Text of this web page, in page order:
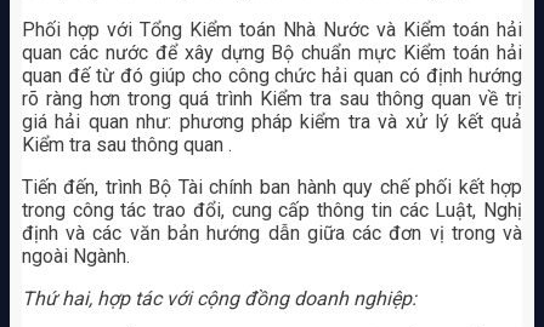
Phối hợp với Tổng Kiểm toán Nhà Nước và Kiểm toán hải
quan các nước để xây dựng Bộ chuẩn mực Kiểm toán hải
quan đế từ đó giúp cho công chức hải quan có định hướng
rõ ràng hơn trong quá trình Kiểm tra sau thông quan về trị
giá hải quan như: phương pháp kiểm tra và xử lý kết quả
Kiểm tra sau thông quan .
Tiến đến, trình Bộ Tài chính ban hành quy chế phối kết hợp
trong công tác trao đổi, cung cấp thông tin các Luật, Nghị
định và các văn bản hướng dẫn giữa các đơn vị trong và
ngoài Ngành.
Thứ hai, hợp tác với cộng đồng doanh nghiệp: